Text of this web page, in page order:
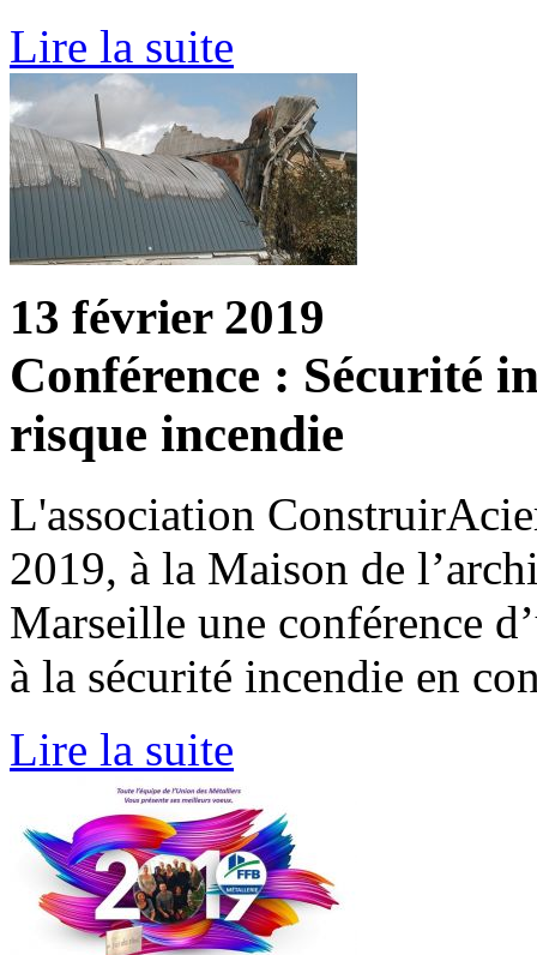
Lire la suite
13 février 2019
Conférence : Sécurité
risque incendie
L'association
2019, à la Maison de
Marseille une conférence
à la sécurité incendie en
Lire la suite